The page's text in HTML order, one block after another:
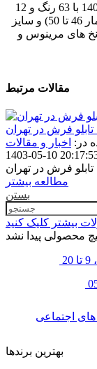
نخ و نقشه تابلوفرش دستباف طرح طبیعت کد 140 با 63 رنگ و 12
رنگ ابریشم به ابعاد 300 رج در 600 گره (رجشمار 46 تا 50) و سایز
نخ های مرینوس و
مقالات مرتبط
فرش در تهران
در: اخبار و مقالات
1403-05-10
فرش در تهران
مطالعه بیشتر
بستن
بهترین برندها